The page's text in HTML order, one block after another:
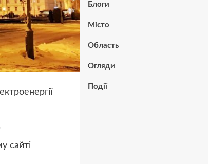
сайті
Блоги
Місто
Область
Огляди
Події